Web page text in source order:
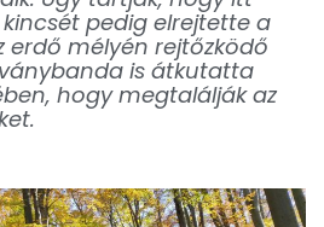
pedig elrejtette a
erdő mélyén rejtőzködő
is átkutatta
hogy megtalálják az